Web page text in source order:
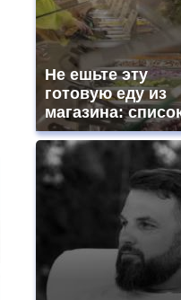
Не ешьте эту
готовую еду из
магазина: